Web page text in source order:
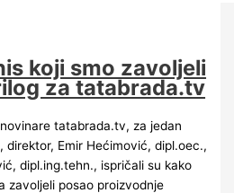
koji smo zavoljeli
za tatabrada.tv
tatabrada.tv, za jedan
direktor, Emir Hećimović, dipl.oec.,
dipl.ing.tehn., ispričali su kako
zavoljeli posao proizvodnje